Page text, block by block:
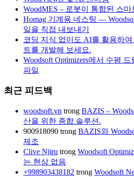
WoodMES – 로봇이 통합된 스마
Homag 기계용 네스팅 —
일을 직접 내보내기
코딩 지식 없이도 AI를 활용하
트를 개발해 보세요.
Woodsoft Optimizers에서 수평
파일
최근 피드백
woodsoft.vn trong BAZIS –
산을 위한 종합 솔루션.
900918090 trong BAZIS와
제조
Clive Njiru trong Woodsoft
는 현상 없음
+998903438182 trong Woodsoft